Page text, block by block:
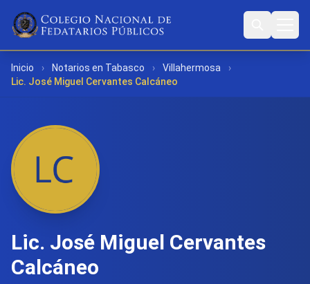
Inicio › Notarios en Tabasco › Villahermosa
›
Lic. José Miguel Cervantes Calcáneo
Lic. José Miguel Cervantes
Calcáneo